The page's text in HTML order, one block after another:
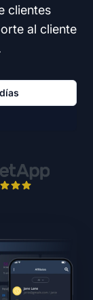
clientes
al cliente